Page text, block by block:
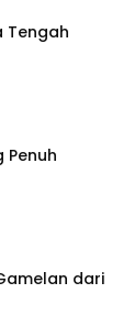
Tengah
Penuh
dari